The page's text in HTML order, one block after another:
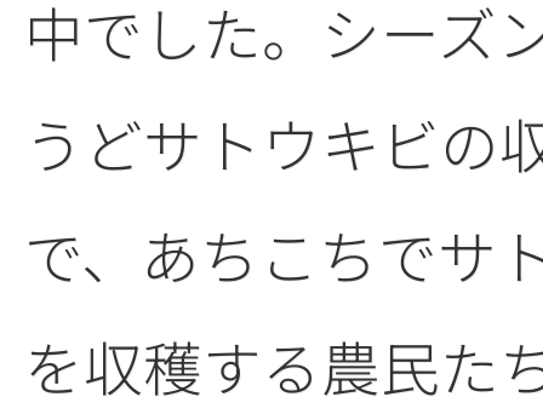
中でした。シーズ
うどサトウキビの
で、あちこちでサ
を収穫する農民た